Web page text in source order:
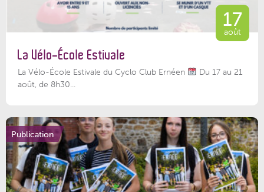
17
août
La Vélo-École Estivale
La Vélo-École Estivale du Cyclo Club Ernéen
Du 17 au 21
août, de 8h30...
Publication